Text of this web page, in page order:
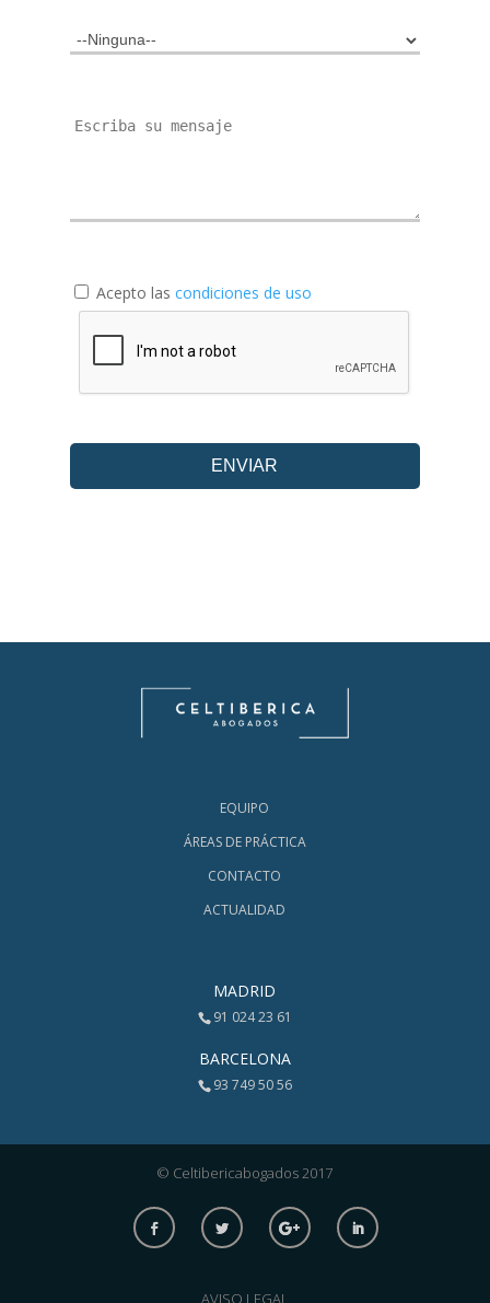
Acepto las condiciones de uso
EQUIPO
ÁREAS DE PRÁCTICA
CONTACTO
ACTUALIDAD
MADRID
91 024 23 61
BARCELONA
93 749 50 56
© Celtibericabogados 2017